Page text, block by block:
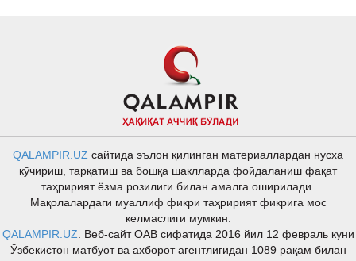
QALAMPIR.UZ сайтида эълон қилинган материаллардан нусха
кўчириш, тарқатиш ва бошқа шаклларда фойдаланиш фақат
таҳририят ёзма розилиги билан амалга оширилади.
Мақолалардаги муаллиф фикри таҳририят фикрига мос
келмаслиги мумкин.
QALAMPIR.UZ . Веб-сайт ОАВ сифатида 2016 йил 12 февраль куни
Ўзбекистон матбуот ва ахборот агентлигидан 1089 рақам билан